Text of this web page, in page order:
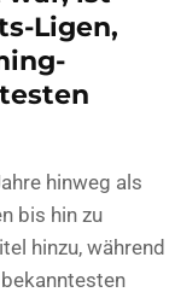
Ligen,
hinweg als
bis hin zu
hinzu, während